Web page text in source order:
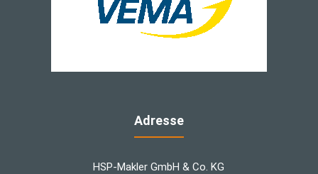
Adresse
HSP-Makler GmbH & Co. KG